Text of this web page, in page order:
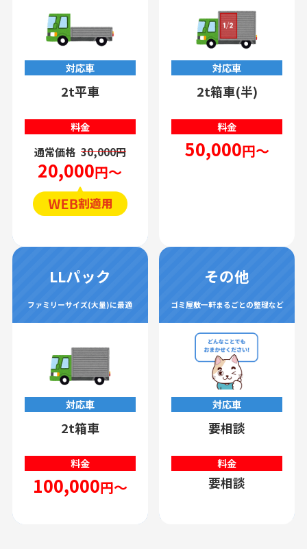
対応車
2t平車
料金
通常価格 30,000円
20,000円～
対応車
2t箱車(半)
料金
50,000円～
LLパック
ファミリーサイズ(大量)に最適
対応車
2t箱車
料金
100,000円～
その他
ゴミ屋敷一軒まるごとの整理など
対応車
要相談
料金
要相談